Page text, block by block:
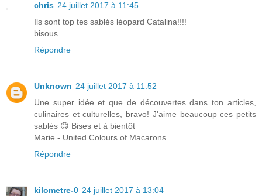
chris 24 juillet 2017 à 11:45
Ils sont top tes sablés léopard Catalina!!!!
bisous
Répondre
Unknown 24 juillet 2017 à 11:52
Une super idée et que de découvertes dans ton articles,
culinaires et culturelles, bravo! J'aime beaucoup ces petits
sablés 😊 Bises et à bientôt
Marie - United Colours of Macarons
Répondre
kilometre-0 24 juillet 2017 à 13:04